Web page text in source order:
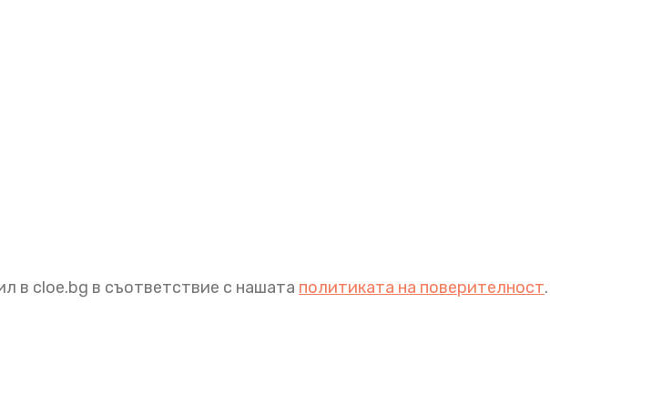
в cloe.bg в съответствие с нашата политиката на поверителност.